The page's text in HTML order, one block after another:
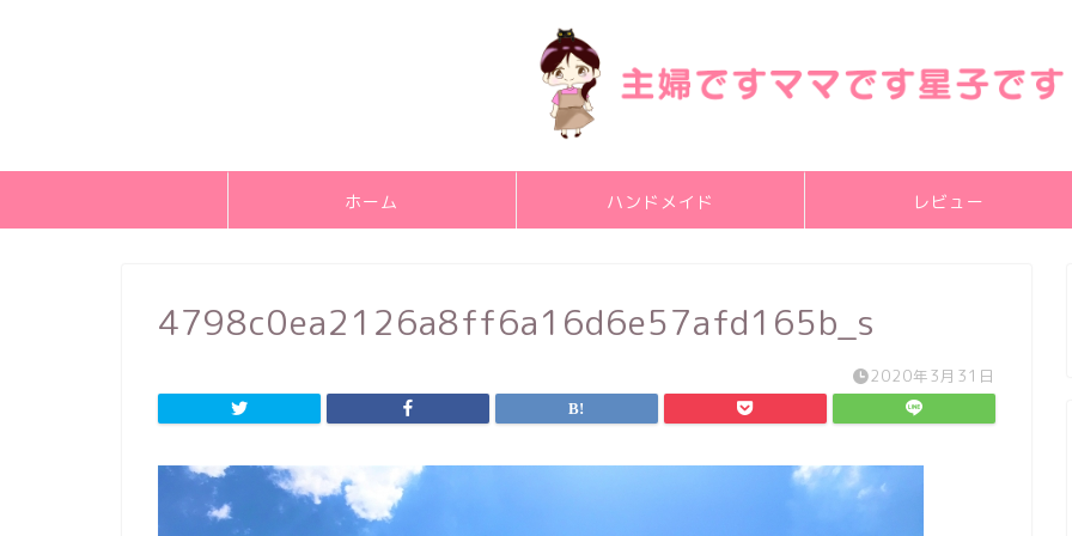
ホーム ハンドメイド レビュー
4798c0ea2126a8ff6a16d6e57afd165b_s
2020年3月31日